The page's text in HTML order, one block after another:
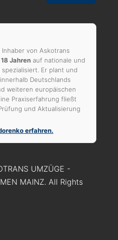
von Askotrans
18 Jahrenauf nationale und
Er plant und
Deutschlands
weiteren europäischen
Praxiserfahrung fließt
und Aktualisierung
erfahren.
UMZÜGE -
MAINZ. All Rights